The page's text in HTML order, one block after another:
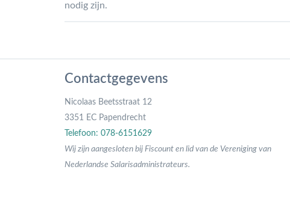
nodig zijn.
Contactgegevens
Nicolaas Beetsstraat 12
3351 EC Papendrecht
Telefoon: 078-6151629
Wij zijn aangesloten bij Fiscount en lid van de Vereniging van
Nederlandse Salarisadministrateurs.